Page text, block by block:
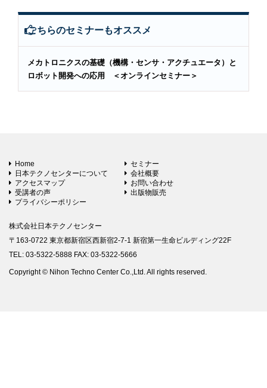
こちらのセミナーもオススメ
メカトロニクスの基礎（機構・センサ・アクチュエータ）と
ロボット開発への応用 ＜オンラインセミナー＞
Home
セミナー
日本テクノセンターについて
会社概要
アクセスマップ
お問い合わせ
受講者の声
出版物販売
プライバシーポリシー
株式会社日本テクノセンター
〒163-0722 東京都新宿区西新宿2-7-1 新宿第一生命ビルディング22F
TEL: 03-5322-5888 FAX: 03-5322-5666
Copyright © Nihon Techno Center Co.,Ltd. All rights reserved.